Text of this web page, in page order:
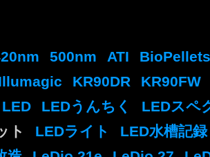
500nm ATI
KR90DR
KR90FW
LED LEDうんちく
LEDスペ
ト
LEDライト
LED水槽記録